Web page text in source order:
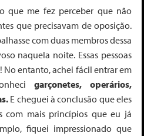
que me fez perceber que não
que precisavam de oposição.
com duas membros dessa
naquela noite. Essas pessoas
No entanto, achei fácil entrar em
garçonetes, operários,
E cheguei à conclusão que eles
com mais princípios que eu já
fiquei impressionado que